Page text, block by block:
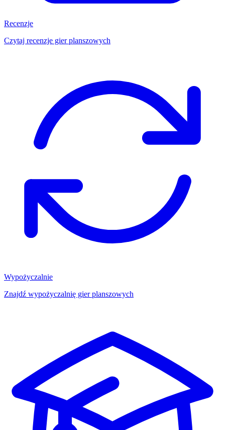
Recenzje
Czytaj recenzje gier planszowych
Wypożyczalnie
Znajdź wypożyczalnię gier planszowych